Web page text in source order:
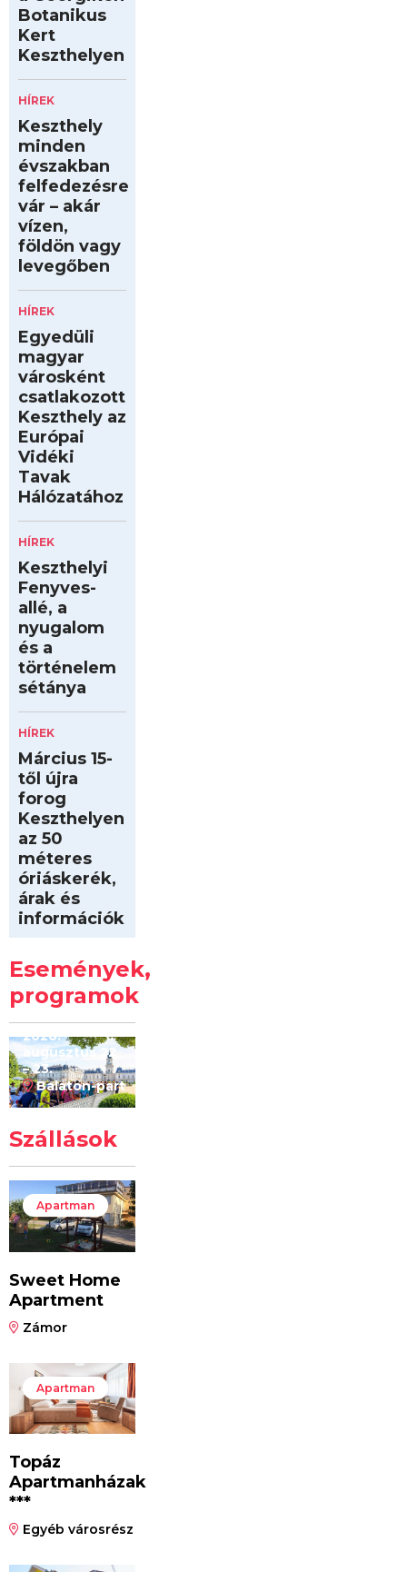
Botanikus
Kert
Keszthelyen
HÍREK
Keszthely
minden
évszakban
felfedezésre
vár – akár
vízen,
földön vagy
levegőben
HÍREK
Egyedüli
magyar
városként
csatlakozott
Keszthely az
Európai
Vidéki
Tavak
Hálózatához
HÍREK
Keszthelyi
Fenyves-
allé, a
nyugalom
és a
történelem
sétánya
HÍREK
Március 15-
től újra
forog
Keszthelyen
az 50
méteres
óriáskerék,
árak és
információk
Események,
programok
Kilóméterek
2026
2026.
augusztus 22
– 23.
Balaton-part
Szállások
Apartman
Sweet Home
Apartment
Zámor
Apartman
Topáz
Apartmanházak
***
Egyéb városrész